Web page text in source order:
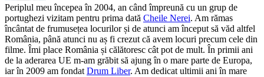
Periplul meu începea în 2004, an când împreună cu un grup de
portughezi vizitam pentru prima dată Cheile Nerei. Am rămas
încântat de frumusețea locurilor și de atunci am început să văd altfel
România, până atunci nu aș fi crezut că avem locuri precum cele din
filme. Îmi place România și călătoresc cât pot de mult. În primii ani
de la aderarea UE m-am grăbit să ajung în o mare parte de Europa,
iar în 2009 am fondat Drum Liber. Am dedicat ultimii ani în mare